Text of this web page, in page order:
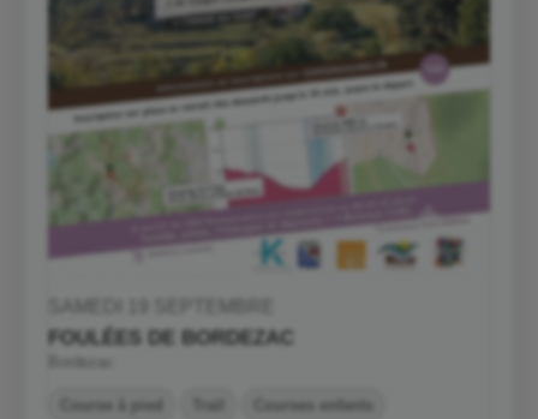
FOULÉES DE BORDEZAC
Course à pied Trail Courses enfants